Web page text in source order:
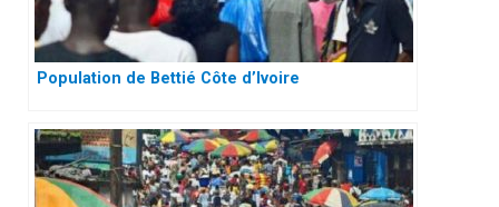
Population de Bettié Côte d’Ivoire